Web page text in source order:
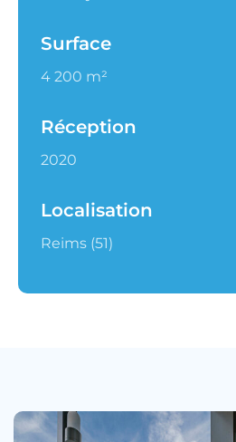
Surface
4 200 m²
Réception
2020
Localisation
Reims (51)